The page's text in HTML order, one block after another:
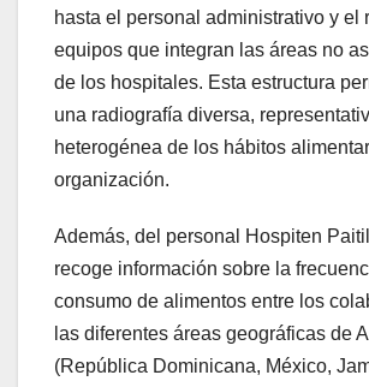
hasta el personal administrativo y el
equipos que integran las áreas no
de los hospitales. Esta estructura
una radiografía diversa,
heterogénea de los hábitos
organización.
Además, del personal Hospiten
recoge información sobre la
consumo de alimentos entre los
las diferentes áreas geográficas de
(República Dominicana, México,